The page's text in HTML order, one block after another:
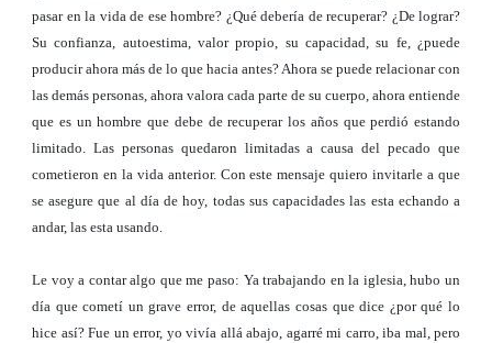
pasar en la vida de ese hombre? ¿Qué debería de recuperar? ¿De lograr?
Su confianza, autoestima, valor propio, su capacidad, su fe, ¿puede
producir ahora más de lo que hacia antes? Ahora se puede relacionar con
las demás personas, ahora valora cada parte de su cuerpo, ahora entiende
que es un hombre que debe de recuperar los años que perdió estando
limitado. Las personas quedaron limitadas a causa del pecado que
cometieron en la vida anterior. Con este mensaje quiero invitarle a que
se asegure que al día de hoy, todas sus capacidades las esta echando a
andar, las esta usando.
Le voy a contar algo que me paso: Ya trabajando en la iglesia, hubo un
día que cometí un grave error, de aquellas cosas que dice ¿por qué lo
hice así? Fue un error, yo vivía allá abajo, agarré mi carro, iba mal, pero